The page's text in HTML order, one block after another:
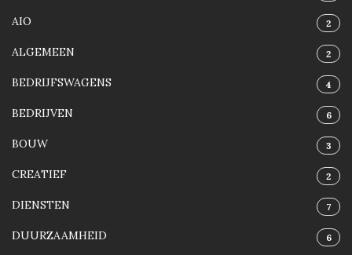
AIO 2
ALGEMEEN 2
BEDRIJFSWAGENS 4
BEDRIJVEN 6
BOUW 3
CREATIEF 2
DIENSTEN 7
DUURZAAMHEID 6